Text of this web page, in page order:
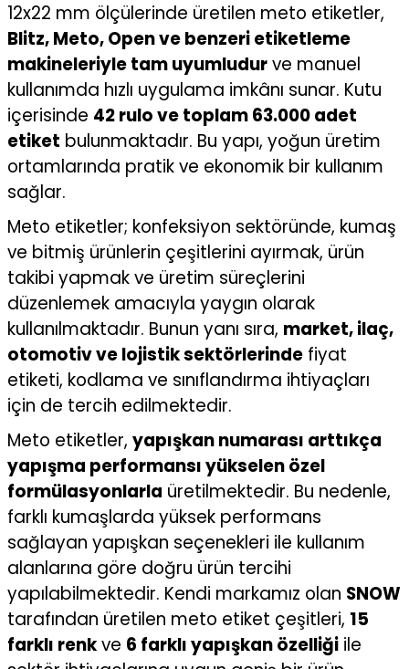
12x22 mm ölçülerinde üretilen meto etiketler,
Blitz, Meto, Open ve benzeri etiketleme
makineleriyle tam uyumludurve manuel
kullanımda hızlı uygulama imkânı sunar. Kutu
içerisinde 42 rulo ve toplam 63.000 adet
etiket bulunmaktadır. Bu yapı, yoğun üretim
ortamlarında pratik ve ekonomik bir kullanım
sağlar.
Meto etiketler; konfeksiyon sektöründe, kumaş
ve bitmiş ürünlerin çeşitlerini ayırmak, ürün
takibi yapmak ve üretim süreçlerini
düzenlemek amacıyla yaygın olarak
kullanılmaktadır. Bunun yanı sıra, market, ilaç,
otomotiv ve lojistik sektörlerinde fiyat
etiketi, kodlama ve sınıflandırma ihtiyaçları
için de tercih edilmektedir.
Meto etiketler, yapışkan numarası arttıkça
yapışma performansı yükselen özel
formülasyonlarla üretilmektedir. Bu nedenle,
farklı kumaşlarda yüksek performans
sağlayan yapışkan seçenekleri ile kullanım
alanlarına göre doğru ürün tercihi
yapılabilmektedir. Kendi markamız olan SNOW
tarafından üretilen meto etiket çeşitleri, 15
farklı renkve 6 farklı yapışkan özelliği ile